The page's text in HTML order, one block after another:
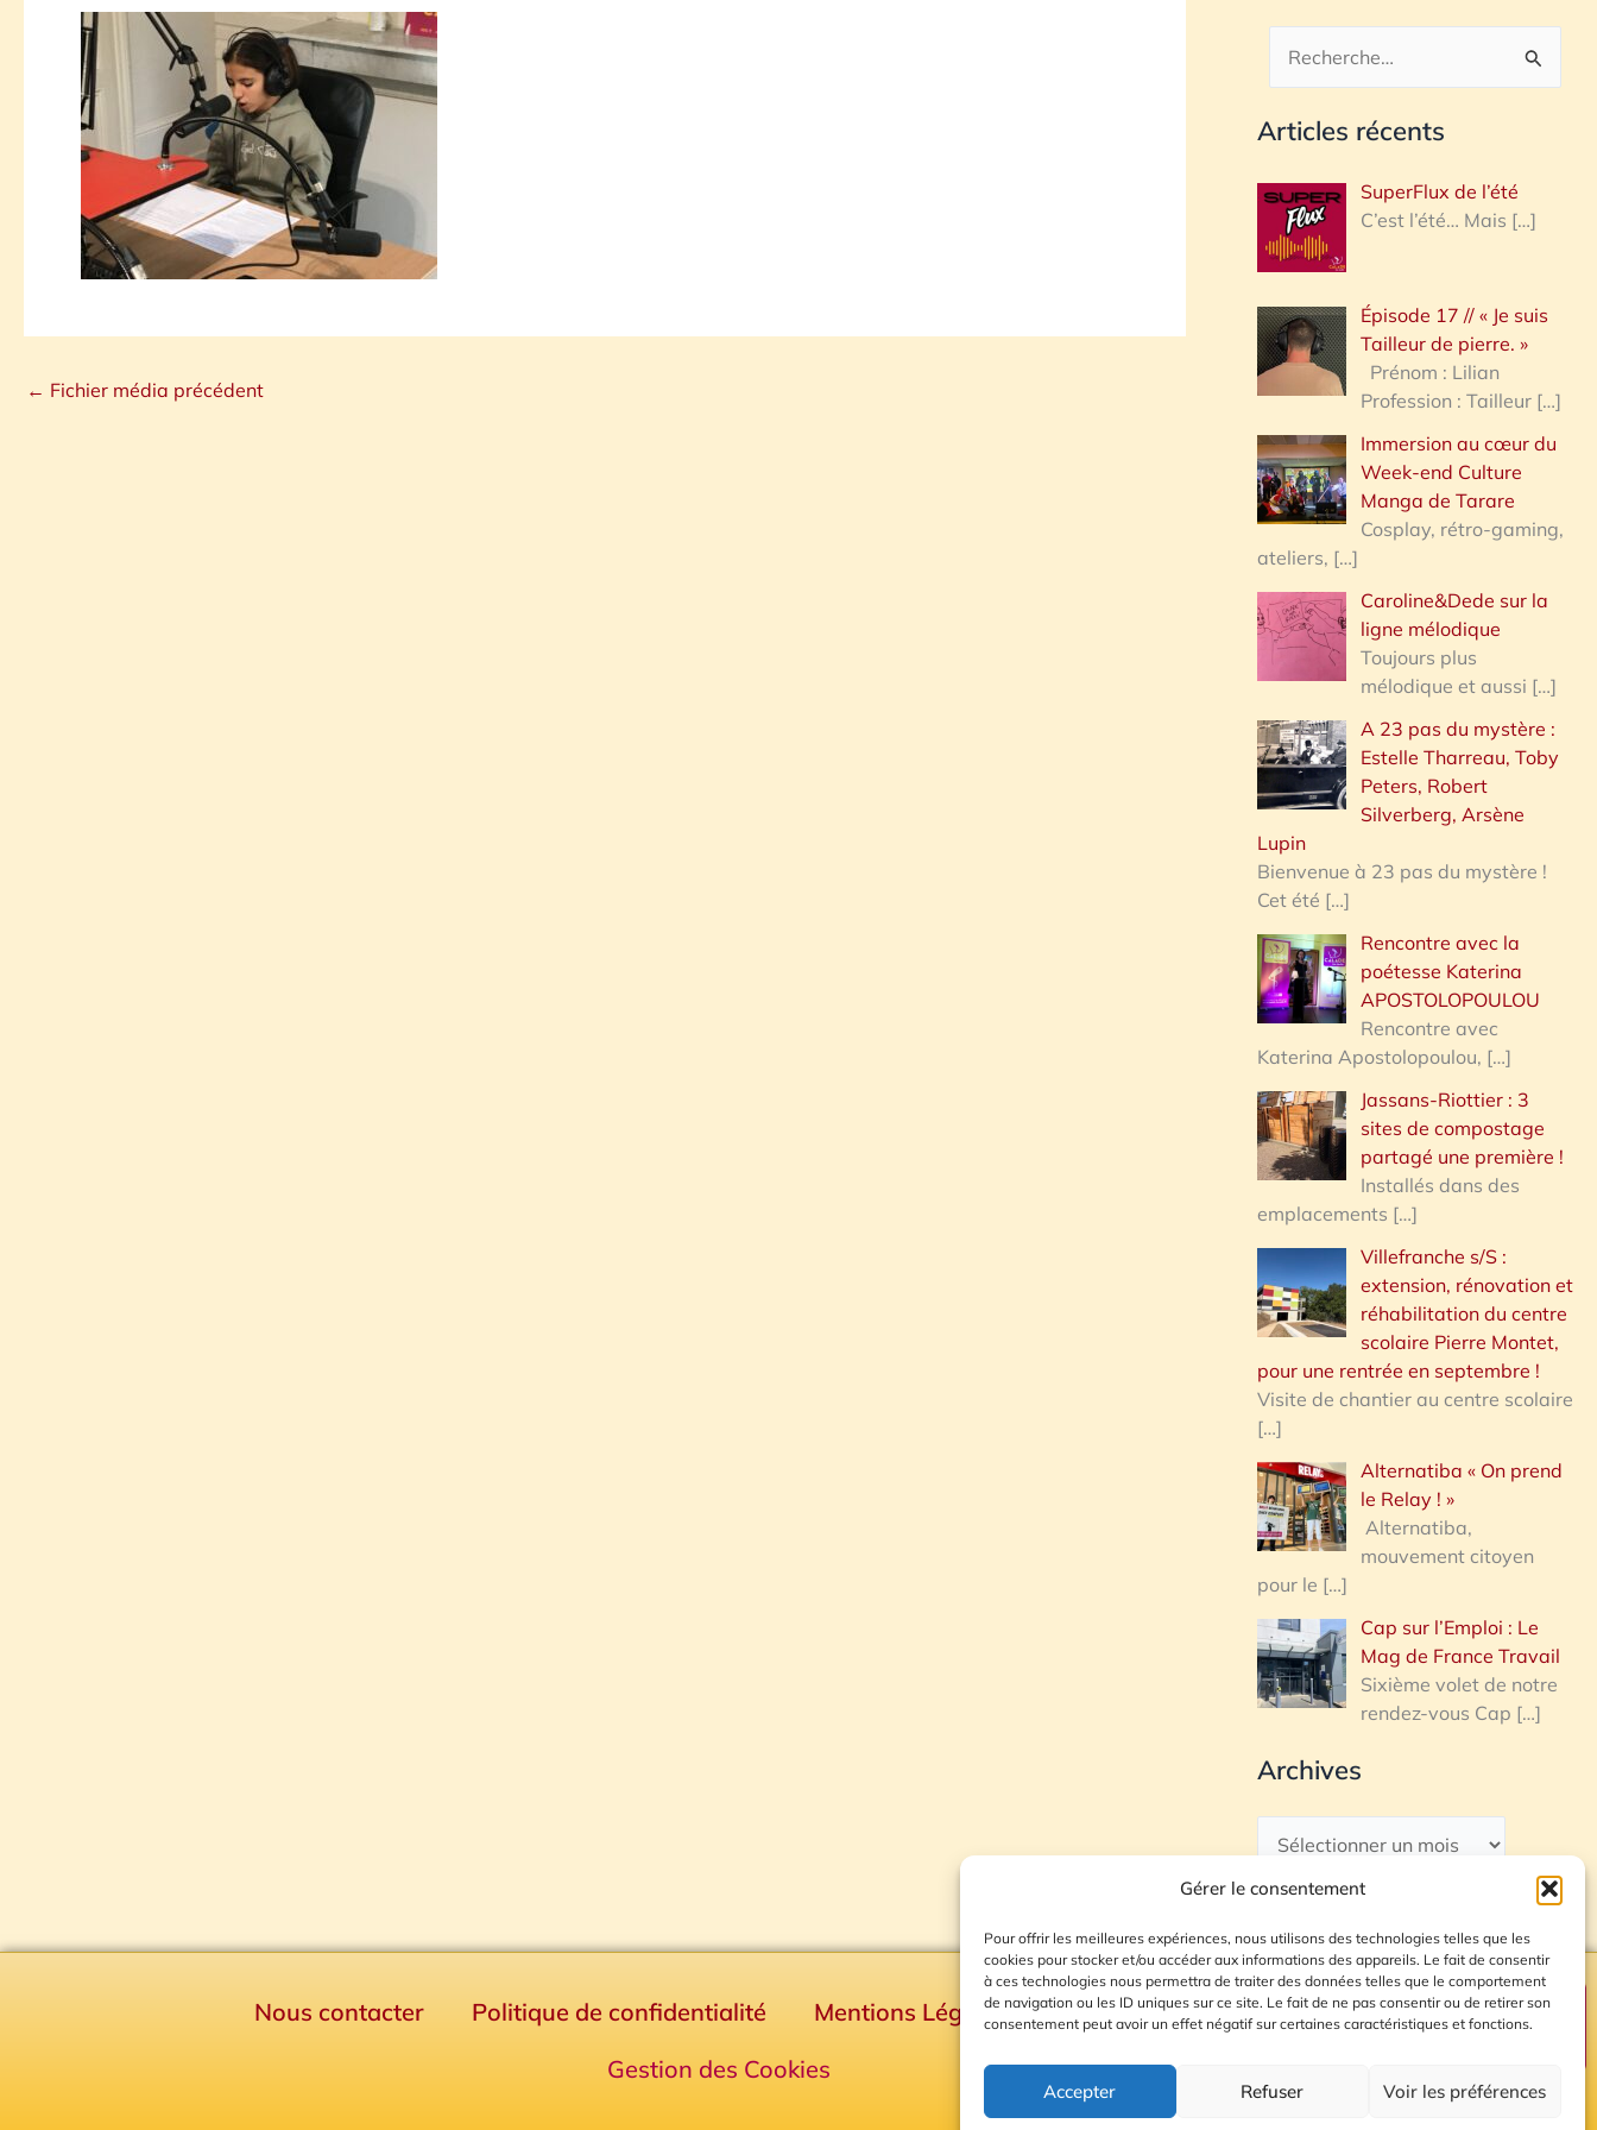
Gérer le consentement
Pour offrir les meilleures expériences, nous utilisons des technologies telles que les
cookies pour stocker et/ou accéder aux informations des appareils. Le fait de consentir
à ces technologies nous permettra de traiter des données telles que le comportement
de navigation ou les ID uniques sur ce site. Le fait de ne pas consentir ou de retirer son
consentement peut avoir un effet négatif sur certaines caractéristiques et fonctions.
Accepter Refuser Voir les préférences
← Fichier média précédent
c
h
r
h
e
:
Articles récents
SuperFlux de l’été
C’est l’été… Mais […]
Épisode 17 // « Je suis
Tailleur de pierre. »
Prénom : Lilian
Profession : Tailleur […]
Immersion au cœur du
Week-end Culture
Manga de Tarare
Cosplay, rétro-gaming,
ateliers, […]
Caroline&Dede sur la
ligne mélodique
Toujours plus
mélodique et aussi […]
A 23 pas du mystère :
Estelle Tharreau, Toby
Peters, Robert
Silverberg, Arsène
Lupin
Bienvenue à 23 pas du mystère !
Cet été […]
Rencontre avec la
poétesse Katerina
APOSTOLOPOULOU
Rencontre avec
Katerina Apostolopoulou, […]
Jassans-Riottier : 3
sites de compostage
partagé une première !
Installés dans des
emplacements […]
Villefranche s/S :
extension, rénovation et
réhabilitation du centre
scolaire Pierre Montet,
pour une rentrée en septembre !
Visite de chantier au centre scolaire
[…]
Alternatiba « On prend
le Relay ! »
Alternatiba,
mouvement citoyen
pour le […]
Cap sur l’Emploi : Le
Mag de France Travail
Sixième volet de notre
rendez-vous Cap […]
Archives
Nous contacter Politique de confidentialité Mentions Légales
Plan du site
Gestion des Cookies